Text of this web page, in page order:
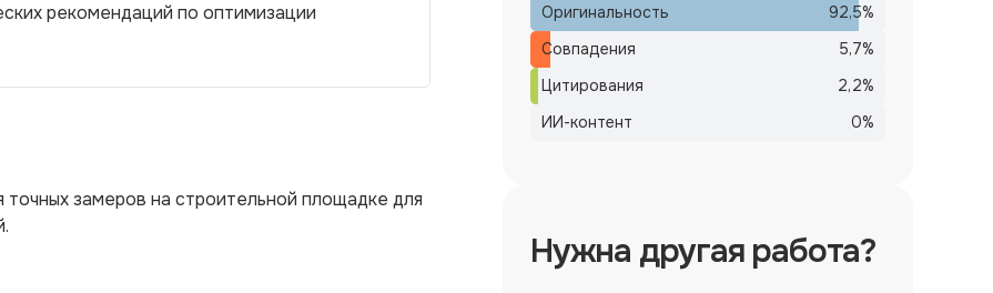
рекомендаций по оптимизации
замеров на строительной площадке для
Оригинальность 92,5%
Совпадения
5,7%
Цитирования
2,2%
ИИ-контент
0%
Нужна другая работа?